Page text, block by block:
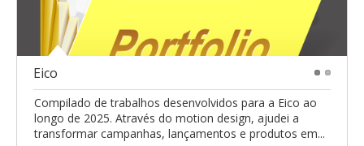
Eico
Compilado de trabalhos desenvolvidos para a Eico ao
longo de 2025. Através do motion design, ajudei a
transformar campanhas, lançamentos e produtos em...